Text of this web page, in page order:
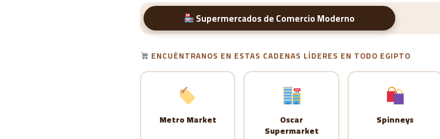
Supermercados de Comercio Moderno
ENCUÉNTRANOS EN ESTAS CADENAS LÍDERES EN TODO EGIPTO
Metro Market Oscar
Supermarket
Spinneys